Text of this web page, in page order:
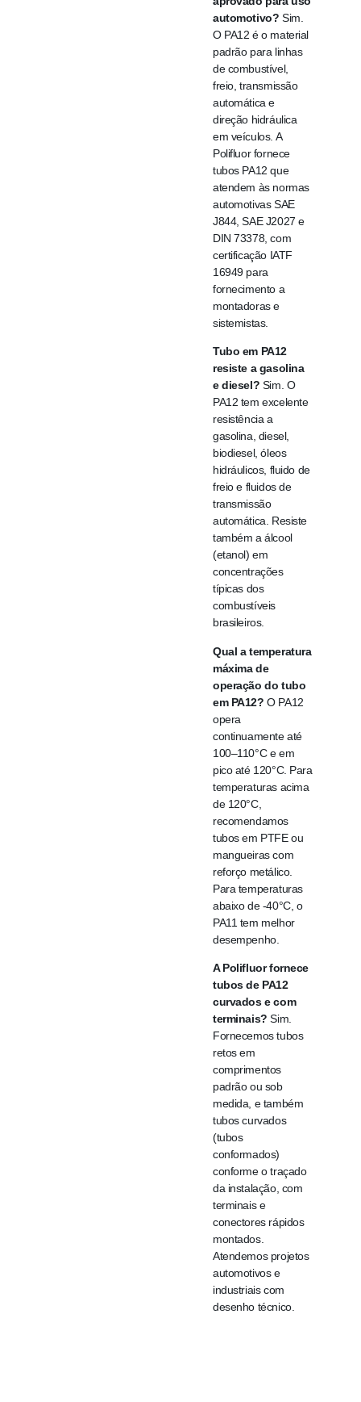
automotivo? Sim.
O PA12 é o material
padrão para linhas
de combustível,
freio, transmissão
automática e
direção hidráulica
em veículos. A
Polifluor fornece
tubos PA12 que
atendem às normas
automotivas SAE
J844, SAE J2027 e
DIN 73378, com
certificação IATF
16949 para
fornecimento a
montadoras e
sistemistas.
Tubo em PA12
resiste a gasolina
e diesel? Sim. O
PA12 tem excelente
resistência a
gasolina, diesel,
biodiesel, óleos
hidráulicos, fluido de
freio e fluidos de
transmissão
automática. Resiste
também a álcool
(etanol) em
concentrações
típicas dos
combustíveis
brasileiros.
Qual a temperatura
máxima de
operação do tubo
em PA12? O PA12
opera
continuamente até
100–110°C e em
pico até 120°C. Para
temperaturas acima
de 120°C,
recomendamos
tubos em PTFE ou
mangueiras com
reforço metálico.
Para temperaturas
abaixo de -40°C, o
PA11 tem melhor
desempenho.
A Polifluor fornece
tubos de PA12
curvados e com
terminais? Sim.
Fornecemos tubos
retos em
comprimentos
padrão ou sob
medida, e também
tubos curvados
(tubos
conformados)
conforme o traçado
da instalação, com
terminais e
conectores rápidos
montados.
Atendemos projetos
automotivos e
industriais com
desenho técnico.